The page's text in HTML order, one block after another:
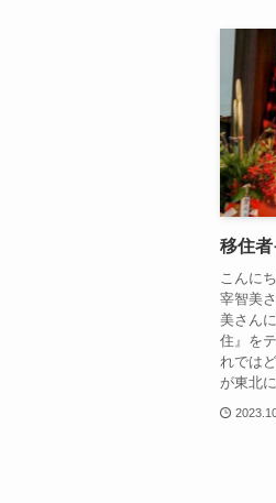
移住
こんに
宰智美
美さん
住』を
れでは
が東北に